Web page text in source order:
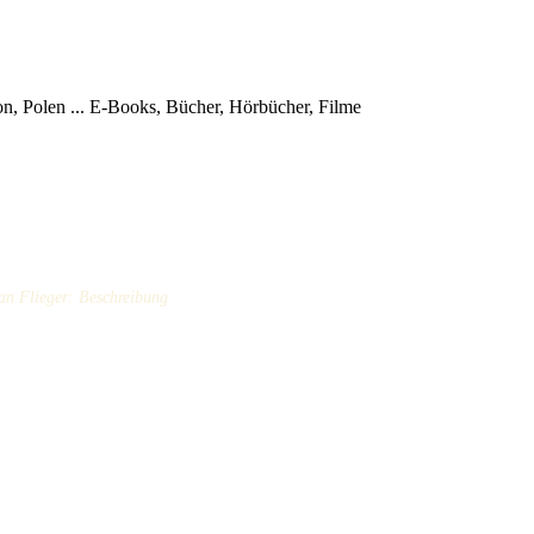
Polen ... E-Books, Bücher, Hörbücher, Filme
Flieger: Beschreibung